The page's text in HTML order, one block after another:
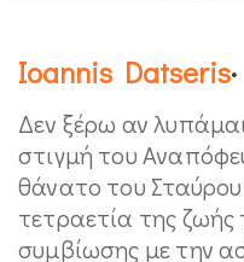
Ioannis Datseris·
Δεν ξέρω αν
στιγμή του
θάνατο του
τετραετία της ζωής
συμβίωσης με την